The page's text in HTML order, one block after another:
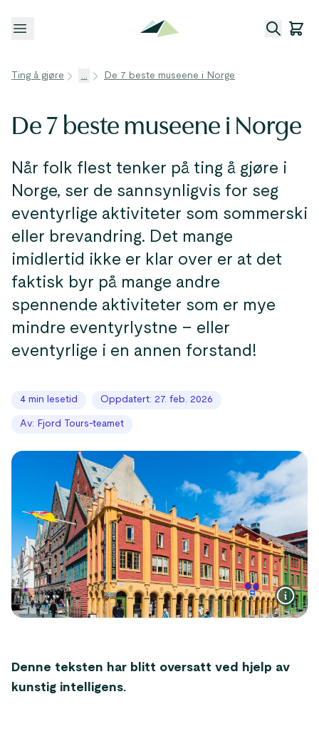
Åpne meny
Ting å gjøre ... De 7 beste museene i Norge
De 7 beste museene i Norge
Når folk flest tenker på ting å gjøre i
Norge, ser de sannsynligvis for seg
eventyrlige aktiviteter som sommerski
eller brevandring. Det mange
imidlertid ikke er klar over er at det
faktisk byr på mange andre
spennende aktiviteter som er mye
mindre eventyrlystne – eller
eventyrlige i en annen forstand!
4 min lesetid Oppdatert: 27. feb. 2026
Av: Fjord Tours-teamet
Denne teksten har blitt oversatt ved hjelp av
kunstig intelligens.